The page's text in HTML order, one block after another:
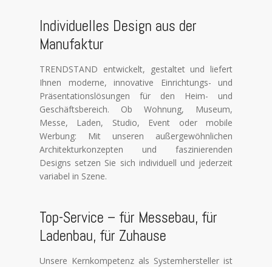
You have some jquery.js library include that comes
1. Set 'Module General Options' -> 'Advanced' ->
2. Find the double jQuery.js
Individuelles Design aus der
Manufaktur
TRENDSTAND entwickelt, gestaltet und liefert
Ihnen moderne, innovative Einrichtungs- und
Präsentationslösungen für den Heim- und
Geschäftsbereich. Ob Wohnung, Museum,
Messe, Laden, Studio, Event oder mobile
Werbung: Mit unseren außergewöhnlichen
Architekturkonzepten und faszinierenden
Designs setzen Sie sich individuell und jederzeit
variabel in Szene.
Top-Service – für Messebau, für
Ladenbau, für Zuhause
Unsere Kernkompetenz als Systemhersteller ist